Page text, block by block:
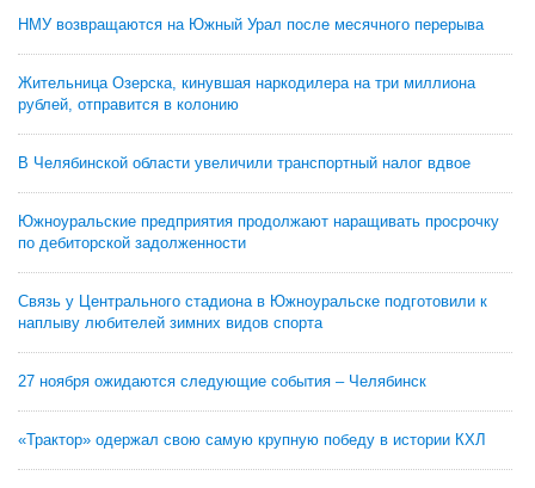
НМУ возвращаются на Южный Урал после месячного перерыва
Жительница Озерска, кинувшая наркодилера на три миллиона
рублей, отправится в колонию
В Челябинской области увеличили транспортный налог вдвое
Южноуральские предприятия продолжают наращивать просрочку
по дебиторской задолженности
Связь у Центрального стадиона в Южноуральске подготовили к
наплыву любителей зимних видов спорта
27 ноября ожидаются следующие события – Челябинск
«Трактор» одержал свою самую крупную победу в истории КХЛ